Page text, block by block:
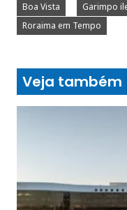
Boa Vista Garimpo
Roraima em Tempo
Veja também